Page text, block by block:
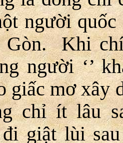
người
Gòn. Khi
người ‘’
giấc mơ xây
chỉ ít lâu
giật lùi